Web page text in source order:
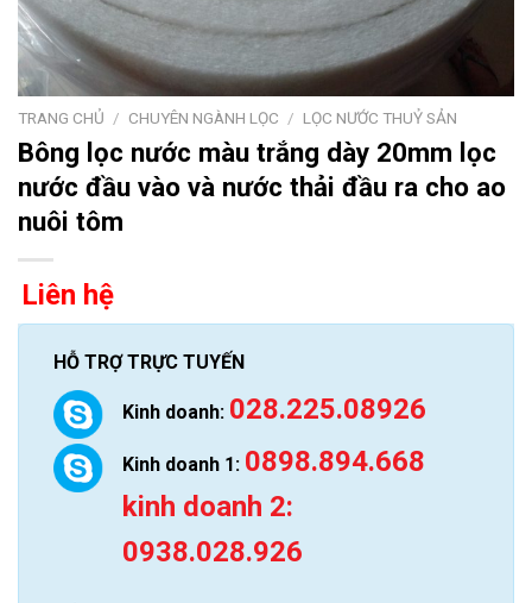
TRANG CHỦ / CHUYÊN NGÀNH LỌC / LỌC NƯỚC THUỶ SẢN
Bông lọc nước màu trắng dày 20mm lọc
nước đầu vào và nước thải đầu ra cho ao
nuôi tôm
Liên hệ
HỖ TRỢ TRỰC TUYẾN
Kinh doanh: 028.225.08926
Kinh doanh 1: 0898.894.668
kinh doanh 2:
0938.028.926